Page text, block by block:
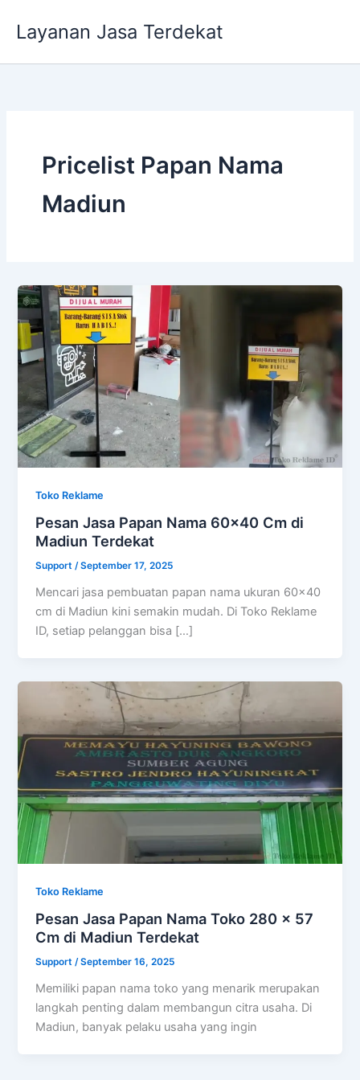
Layanan Jasa Terdekat
Pricelist Papan Nama
Madiun
Toko Reklame
Pesan Jasa Papan Nama 60×40 Cm di
Madiun Terdekat
Support/September 17, 2025
Mencari jasa pembuatan papan nama ukuran 60×40
cm di Madiun kini semakin mudah. Di Toko Reklame
ID, setiap pelanggan bisa […]
Toko Reklame
Pesan Jasa Papan Nama Toko 280 x 57
Cm di Madiun Terdekat
Support/September 16, 2025
Memiliki papan nama toko yang menarik merupakan
langkah penting dalam membangun citra usaha. Di
Madiun, banyak pelaku usaha yang ingin